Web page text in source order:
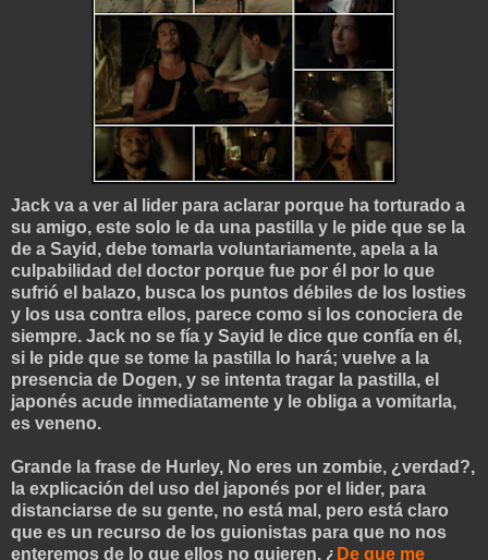
Jack va a ver al lider para aclarar porque ha torturado a
su amigo, este solo le da una pastilla y le pide que se la
de a Sayid, debe tomarla voluntariamente, apela a la
culpabilidad del doctor porque fue por él por lo que
sufrió el balazo, busca los puntos débiles de los losties
y los usa contra ellos, parece como si los conociera de
siempre. Jack no se fía y Sayid le dice que confía en él,
si le pide que se tome la pastilla lo hará; vuelve a la
presencia de Dogen, y se intenta tragar la pastilla, el
japonés acude inmediatamente y le obliga a vomitarla,
es veneno.
Grande la frase de Hurley, No eres un zombie, ¿verdad?,
la explicación del uso del japonés por el lider, para
distanciarse de su gente, no está mal, pero está claro
que es un recurso de los guionistas para que no nos
enteremos de lo que ellos no quieren. ¿ De que me